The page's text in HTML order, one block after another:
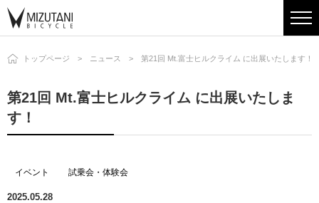
トップページ ニュース 第21回 Mt.富士ヒルクライム に出展いたします！
第21回 Mt.富士ヒルクライム に出展いたしま
す！
イベント 試乗会・体験会
2025.05.28